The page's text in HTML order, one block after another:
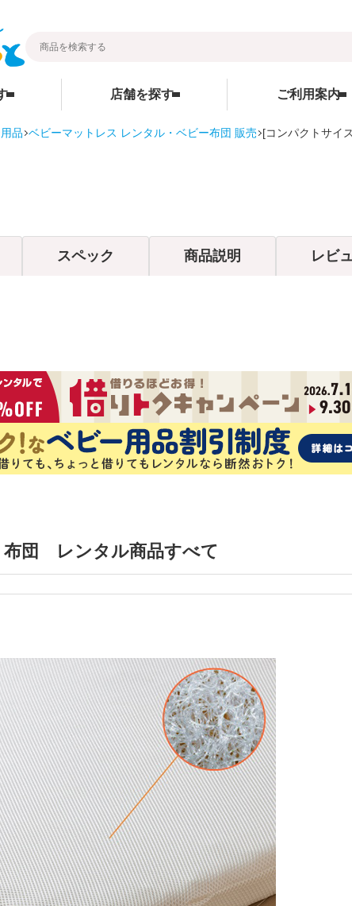
ベビーチェア
ご家庭商品サイト
店舗を探す ご利用案内
受け取り方法と送料
在庫表示について
WEB
よくあ
サイト
品 ベビーマットレス レンタル・ベビー布団 販売 [コンパクトサイ
スペック 商品説明 レビ
布団 レンタル商品すべて